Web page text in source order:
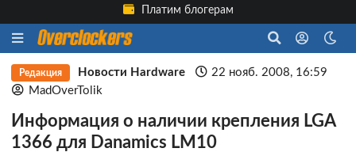
Платим блогерам
Редакция Новости Hardware
22 нояб. 2008, 16:59
MadOverTolik
Информация о наличии крепления LGA
1366 для Danamics LM10